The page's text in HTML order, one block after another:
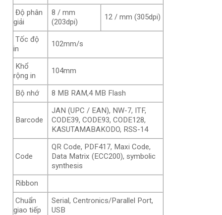
Độ phân
giải
8 / mm
(203dpi)
12 / mm (305dpi)
Tốc độ
in
102mm/s
Khổ
rộng in
104mm
Bộ nhớ 8 MB RAM,4 MB Flash
Barcode
JAN (UPC / EAN), NW-7, ITF,
CODE39, CODE93, CODE128,
KASUTAMABAKODO, RSS-14
Code
QR Code, PDF417, Maxi Code,
Data Matrix (ECC200), symbolic
synthesis
Ribbon
Chuẩn
giao tiếp
Serial, Centronics/Parallel Port,
USB